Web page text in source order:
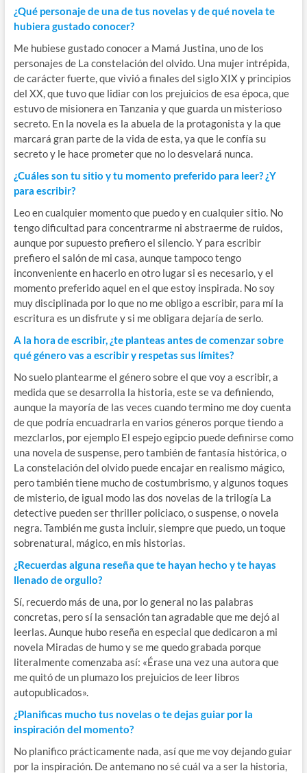
¿Qué personaje de una de tus novelas y de qué novela te
hubiera gustado conocer?
Me hubiese gustado conocer a Mamá Justina, uno de los
personajes de La constelación del olvido. Una mujer intrépida,
de carácter fuerte, que vivió a finales del siglo XIX y principios
del XX, que tuvo que lidiar con los prejuicios de esa época, que
estuvo de misionera en Tanzania y que guarda un misterioso
secreto. En la novela es la abuela de la protagonista y la que
marcará gran parte de la vida de esta, ya que le confía su
secreto y le hace prometer que no lo desvelará nunca.
¿Cuáles son tu sitio y tu momento preferido para leer? ¿Y
para escribir?
Leo en cualquier momento que puedo y en cualquier sitio. No
tengo dificultad para concentrarme ni abstraerme de ruidos,
aunque por supuesto prefiero el silencio. Y para escribir
prefiero el salón de mi casa, aunque tampoco tengo
inconveniente en hacerlo en otro lugar si es necesario, y el
momento preferido aquel en el que estoy inspirada. No soy
muy disciplinada por lo que no me obligo a escribir, para mí la
escritura es un disfrute y si me obligara dejaría de serlo.
A la hora de escribir, ¿te planteas antes de comenzar sobre
qué género vas a escribir y respetas sus límites?
No suelo plantearme el género sobre el que voy a escribir, a
medida que se desarrolla la historia, este se va definiendo,
aunque la mayoría de las veces cuando termino me doy cuenta
de que podría encuadrarla en varios géneros porque tiendo a
mezclarlos, por ejemplo El espejo egipcio puede definirse como
una novela de suspense, pero también de fantasía histórica, o
La constelación del olvido puede encajar en realismo mágico,
pero también tiene mucho de costumbrismo, y algunos toques
de misterio, de igual modo las dos novelas de la trilogía La
detective pueden ser thriller policiaco, o suspense, o novela
negra. También me gusta incluir, siempre que puedo, un toque
sobrenatural, mágico, en mis historias.
¿Recuerdas alguna reseña que te hayan hecho y te hayas
llenado de orgullo?
Sí, recuerdo más de una, por lo general no las palabras
concretas, pero sí la sensación tan agradable que me dejó al
leerlas. Aunque hubo reseña en especial que dedicaron a mi
novela Miradas de humo y se me quedo grabada porque
literalmente comenzaba así: «Érase una vez una autora que
me quitó de un plumazo los prejuicios de leer libros
autopublicados».
¿Planificas mucho tus novelas o te dejas guiar por la
inspiración del momento?
No planifico prácticamente nada, así que me voy dejando guiar
por la inspiración. De antemano no sé cuál va a ser la historia,